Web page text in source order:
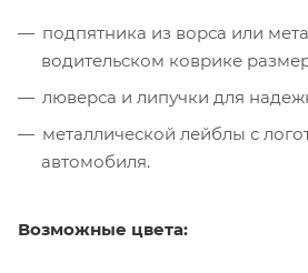
подпятника из ворса или
водительском коврике
люверса и липучки для
металлической лейблы с
автомобиля.
Возможные цвета: